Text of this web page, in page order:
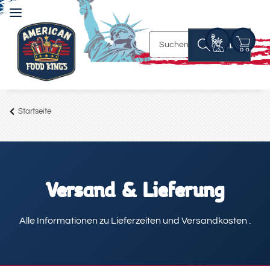
Suchen
Startseite
Versand & Lieferung
Alle Informationen zu Lieferzeiten und Versandkosten .